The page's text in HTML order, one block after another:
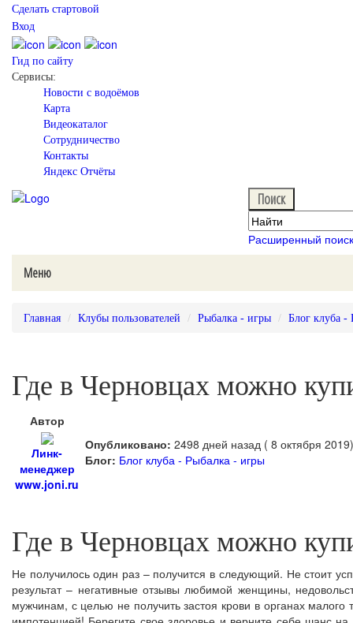
Сделать стартовой
Вход
Гид по сайту
Сервисы:
Новости с водоёмов
Карта
Видеокаталог
Сотрудничество
Контакты
Яндекс Отчёты
Расширенный поиск
Меню
Главная Клубы пользователей Рыбалка - игры Блог клуба -
Где в Черновцах можно
Автор
Линк-
менеджер
www.joni.ru
Опубликовано: 2498 дней назад ( 8 октября 2019)
Блог: Блог клуба - Рыбалка - игры
Где в Черновцах можно
Не получилось один раз – получится в следующий. Не стоит
результат – негативные отзывы любимой женщины,
мужчинам, с целью не получить застоя крови в органах